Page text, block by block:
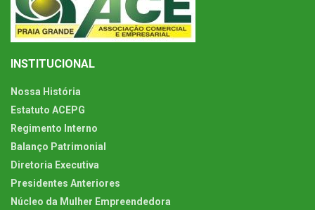
INSTITUCIONAL
Nossa História
Estatuto ACEPG
Regimento Interno
Balanço Patrimonial
Diretoria Executiva
Presidentes Anteriores
Núcleo da Mulher Empreendedora